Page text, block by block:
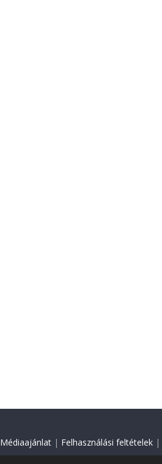
Médiaajánlat | Felhasználási feltételek |